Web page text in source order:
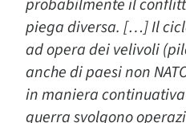
probabilmente il
piega diversa. […] Il
ad opera dei velivoli
anche di paesi non
in maniera
guerra svolgono